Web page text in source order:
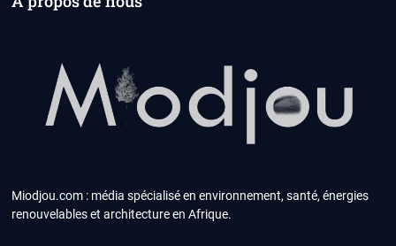
Miodjou.com : média spécialisé en environnement, santé, énergies
renouvelables et architecture en Afrique.